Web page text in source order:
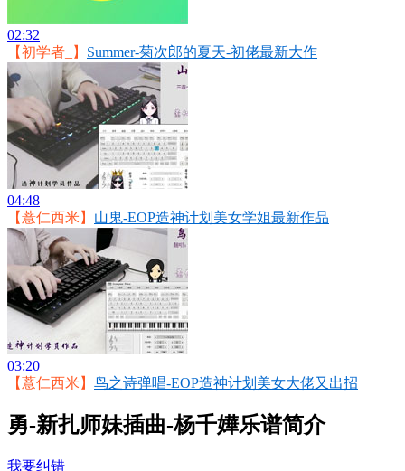
02:32
【初学者_】 Summer-菊次郎的夏天-初佬最新大作
04:48
【薏仁西米】 山鬼-EOP造神计划美女学姐最新作品
03:20
【薏仁西米】 鸟之诗弹唱-EOP造神计划美女大佬又出招
勇-新扎师妹插曲-杨千嬅乐谱简介
我要纠错